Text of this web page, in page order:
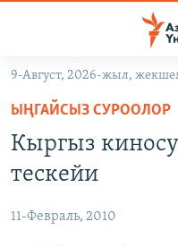
Навигацияга
өтүңүз
Издөөгө
салыңыз
ЖАҢЫЛЫКТАР
КЫРГЫЗСТАН
ЭКОНОМИКА
ДҮЙНӨ
БОРБОР АЗИЯ
АТАЙЫН ИЛИКТӨӨ
9-Август, 2026-жыл,
ЫҢГАЙСЫЗ СУРООЛОР
Кыргыз
тескейи
11-Февраль, 2010